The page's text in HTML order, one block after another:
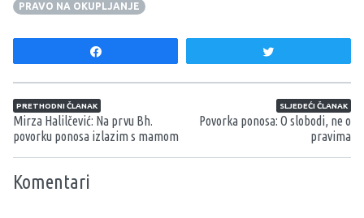
PRAVO NA OKUPLJANJE
Navigacija članaka
PRETHODNI ČLANAK
Mirza Halilčević: Na prvu Bh.
povorku ponosa izlazim s mamom
SLJEDEĆI ČLANAK
Povorka ponosa: O slobodi, ne o
pravima
Komentari